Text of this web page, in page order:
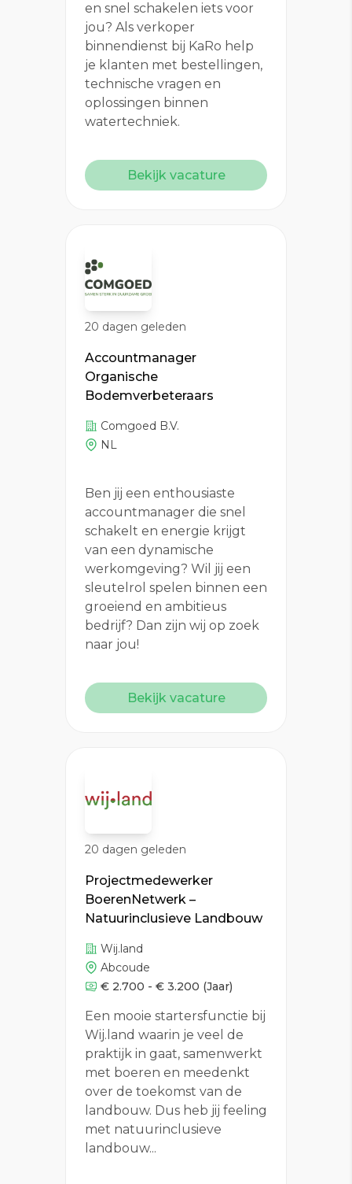
en snel schakelen iets voor
jou? Als verkoper
binnendienst bij KaRo help
je klanten met bestellingen,
technische vragen en
oplossingen binnen
watertechniek.
Bekijk vacature
20 dagen geleden
Accountmanager
Organische
Bodemverbeteraars
Comgoed B.V.
NL
Ben jij een enthousiaste
accountmanager die snel
schakelt en energie krijgt
van een dynamische
werkomgeving? Wil jij een
sleutelrol spelen binnen een
groeiend en ambitieus
bedrijf? Dan zijn wij op zoek
naar jou!
Bekijk vacature
20 dagen geleden
Projectmedewerker
BoerenNetwerk –
Natuurinclusieve Landbouw
Wij.land
Abcoude
€ 2.700 - € 3.200 (Jaar)
Een mooie startersfunctie bij
Wij.land waarin je veel de
praktijk in gaat, samenwerkt
met boeren en meedenkt
over de toekomst van de
landbouw. Dus heb jij feeling
met natuurinclusieve
landbouw...